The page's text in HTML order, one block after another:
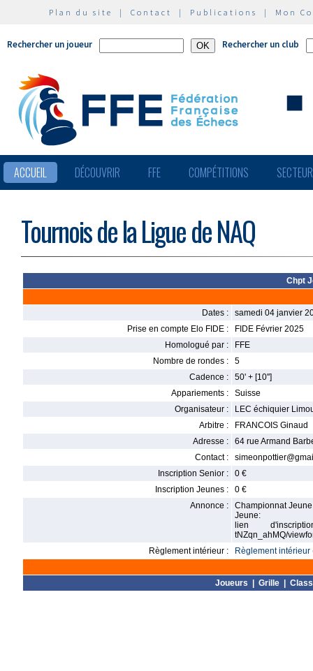
Plan du site | Contact | Publications | Mon
Rechercher un joueur Rechercher un club
ACCUEIL DÉCOUVRIR FFE COMPÉTITIONS
Tournois de la Ligue de NAQ
Chpt
Dates :
samedi 04 janvier
Prise en compte Elo FIDE :
FIDE Février 2025
Homologué par :
FFE
Nombre de rondes :
5
Cadence :
50' + [10'']
Appariements :
Suisse
Organisateur :
LEC échiquier
Arbitre :
FRANCOIS Ginaud
Adresse :
64 rue Armand
Contact :
Inscription Senior :
0 €
Inscription Jeunes :
0 €
Annonce :
Championnat
Jeune:
lien d'inscription
tNZqn_ahMQ/
Règlement intérieur :
Règlement intérieur
Joueurs Grille